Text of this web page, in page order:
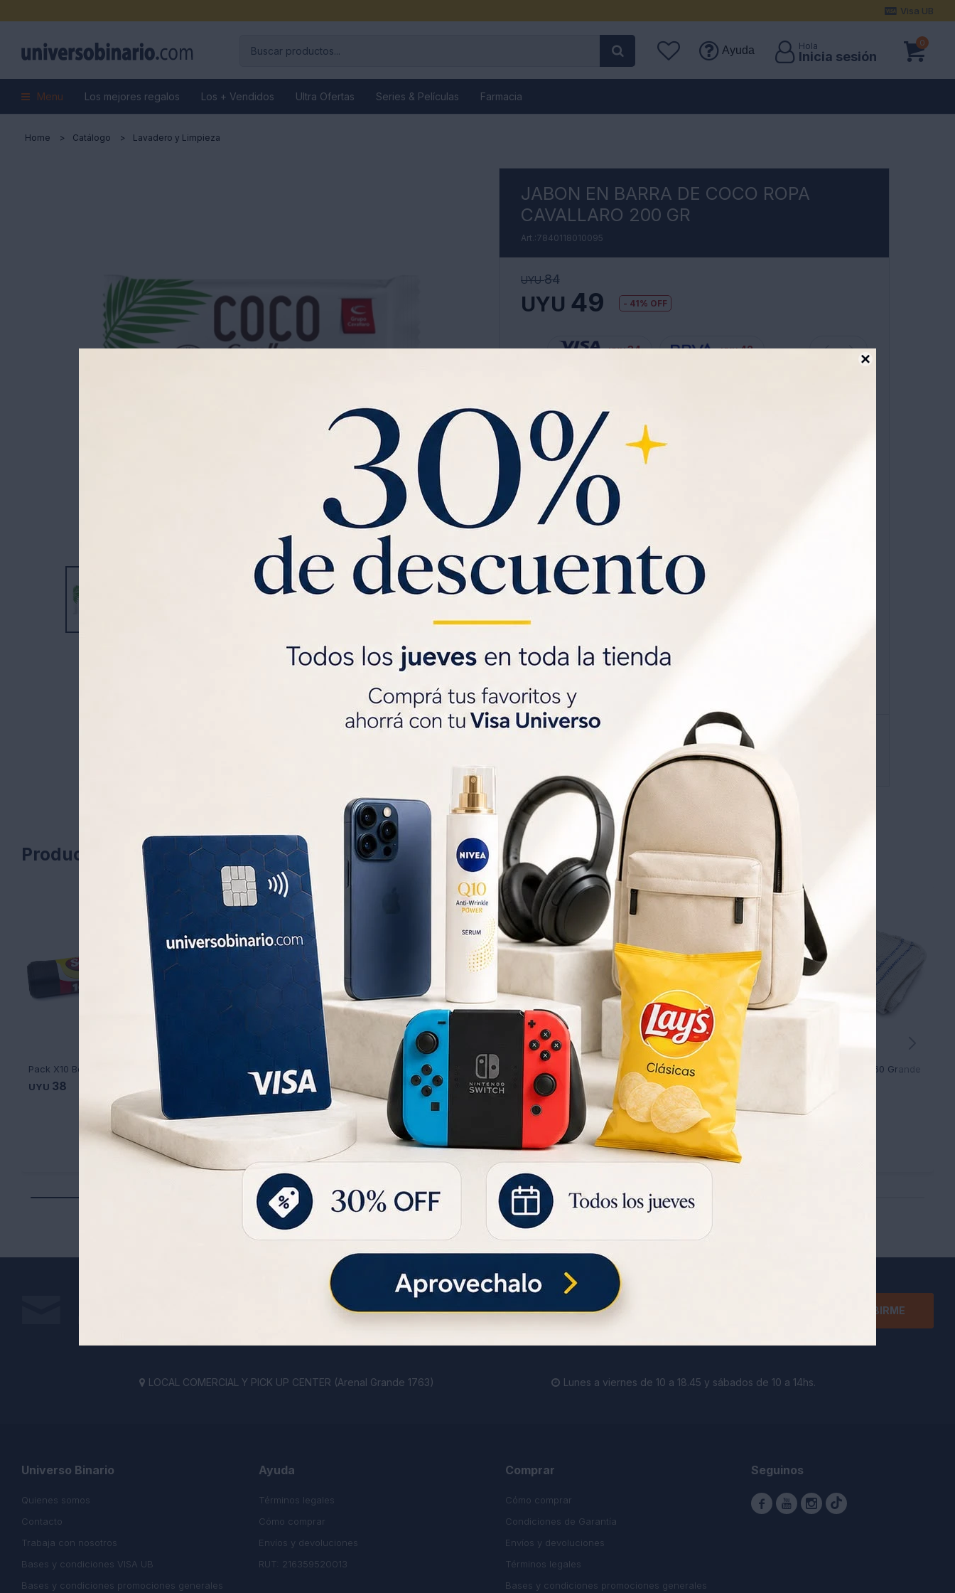

Menu Los mejores regalos Los + Vendidos Ultra Ofertas Series & Películas Farmacia
Ayuda
0
Visa UB
Home Catálogo Lavadero y Limpieza
JABON EN BARRA DE COCO ROPA
CAVALLARO 200 GR
7840118010095
UYU 49
UYU 84
41
UYU 34 UYU 42
Garantia:POR VENCIMIENTO
Jabon En Barra De Coco Ropa Cavallaro 200 Gr

Métodos y costos de envíos
Productos que te pueden interesar
UYU 38
Paño de Piso Sak 48X50 Clásico Pack X4 Papel Higiénico Sak Premium 30 Metros
UYU 43 UYU 50
UYU 35
UYU 43
Paño de Piso Sak 50X60 Grande
SUSCRIBIRME
 LOCAL COMERCIAL Y PICK UP CENTER (Arenal Grande 1763)  Lunes a viernes de 10 a 18.45 y sábados de 10 a 14hs.
Ayuda
Términos legales
Cómo comprar
Envíos y devoluciones
RUT: 216359520013
Universo Binario
Quienes somos
Contacto
Trabaja con nosotros
Bases y condiciones VISA UB
Bases y condiciones promociones generales
Comprar
Cómo comprar
Condiciones de Garantía
Envíos y devoluciones
Términos legales
Bases y condiciones promociones generales
Seguinos
  